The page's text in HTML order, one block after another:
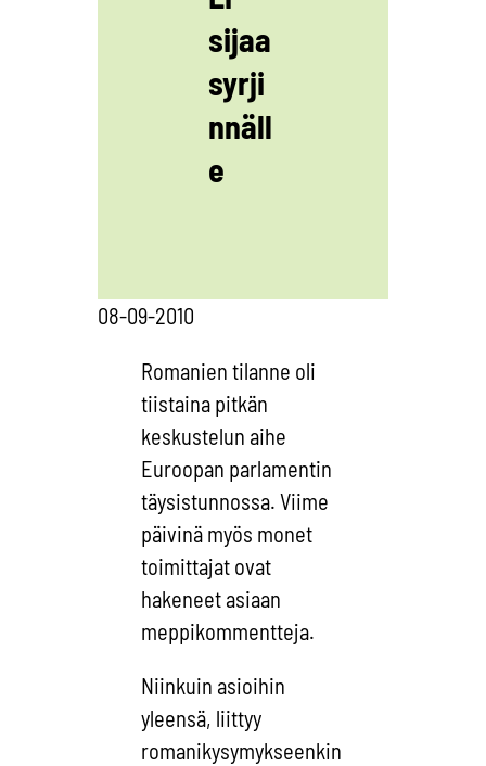
sijaa
syrji
nnäll
e
08-09-2010
Romanien tilanne oli
tiistaina pitkän
keskustelun aihe
Euroopan parlamentin
täysistunnossa. Viime
päivinä myös monet
toimittajat ovat
hakeneet asiaan
meppikommentteja.
Niinkuin asioihin
yleensä, liittyy
romanikysymykseenkin